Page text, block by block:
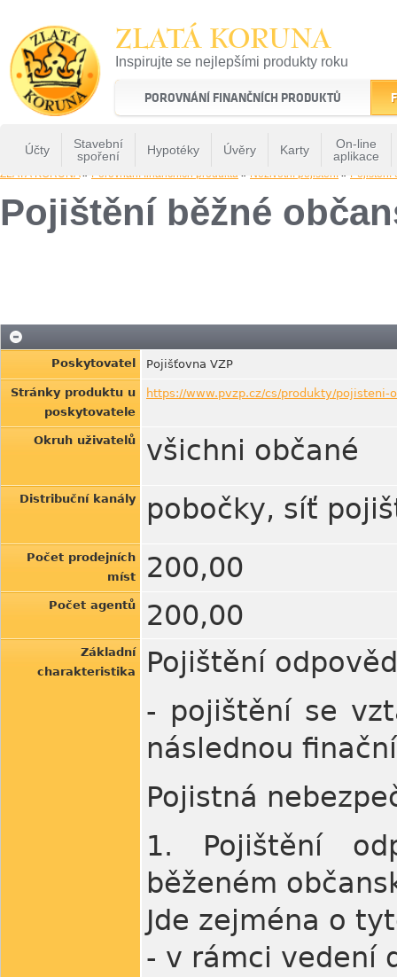
ZLATÁ KORUNA
Inspirujte se nejlepšími produkty roku
22 let tradice a kvality na finančním trhu
POROVNÁNÍ FINANČNÍCH PRODUKTŮ
Účty
Stavební
spoření
Hypotéky Úvěry Karty
On-line
aplikace
ZLATÁ KORUNA» Porovnání finančních produktů » Neživotní pojištění » Pojištění
Pojištění běžné
Poskytovatel Pojišťovna VZP
Stránky produktu u
poskytovatele
https://www.pvzp.cz/cs/produkty/
Okruh uživatelů všichni občané
Distribuční kanály pobočky, síť
Počet prodejních
míst
200,00
Počet agentů 200,00
Základní
charakteristika
Pojištění
- pojištění se
následnou
Pojistná
1. Pojištění
běženém
Jde zejména o
- v rámci vedení